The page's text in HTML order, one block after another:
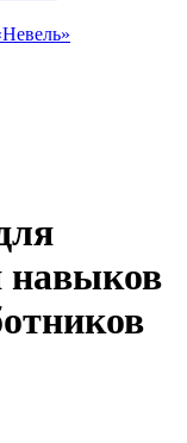
навыков